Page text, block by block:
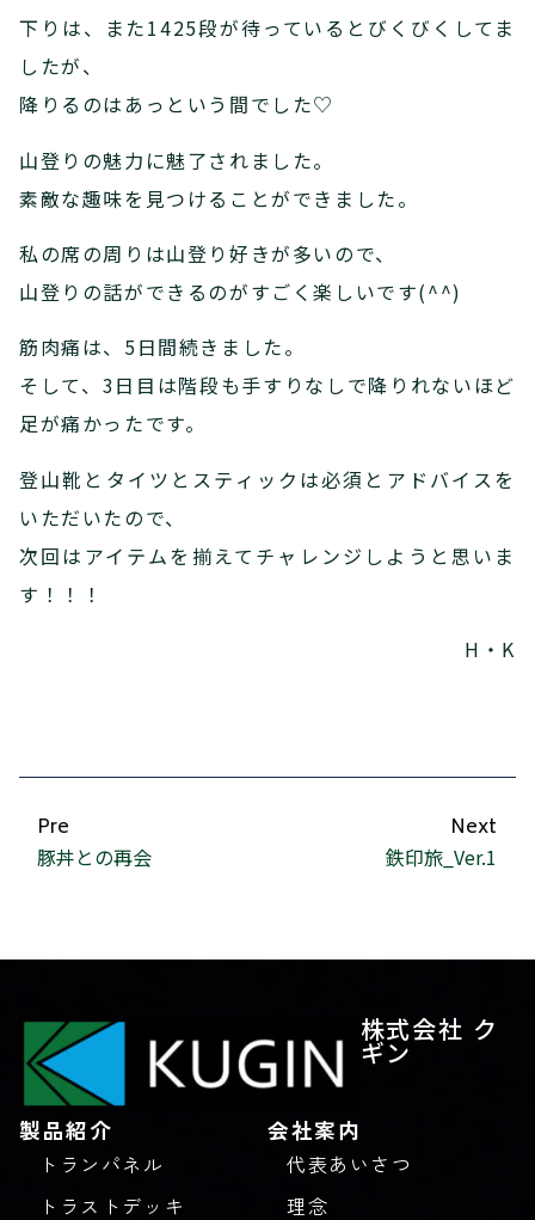
下りは、また1425段が待っているとびくびくしてま
したが、
降りるのはあっという間でした♡
山登りの魅力に魅了されました。
素敵な趣味を見つけることができました。
私の席の周りは山登り好きが多いので、
山登りの話ができるのがすごく楽しいです(^^)
筋肉痛は、5日間続きました。
そして、3日目は階段も手すりなしで降りれないほど
足が痛かったです。
登山靴とタイツとスティックは必須とアドバイスを
いただいたので、
次回はアイテムを揃えてチャレンジしようと思いま
す！！！
H・K
Pre
豚丼との再会
Next
鉄印旅_Ver.1
株式会社 ク
ギン
製品紹介
トランパネル
トラストデッキ
会社案内
代表あいさつ
理念